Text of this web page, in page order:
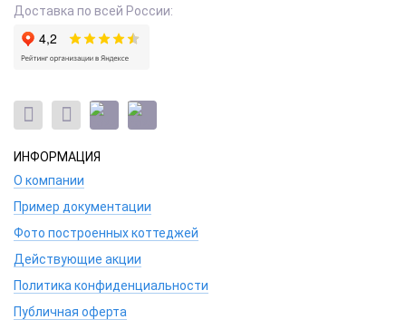
Доставка по всей России:
ИНФОРМАЦИЯ
О компании
Пример документации
Фото построенных коттеджей
Действующие акции
Политика конфиденциальности
Публичная оферта